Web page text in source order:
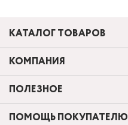
КАТАЛОГ ТОВАРОВ
КОМПАНИЯ
ПОЛЕЗНОЕ
ПОМОЩЬ ПОКУПАТЕЛЮ